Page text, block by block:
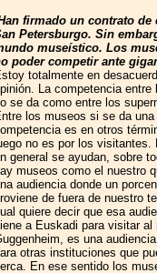
firmado un contrato
Petersburgo. Sin
museístico. Los
poder competir ante
totalmente en
La competencia entre
se da como entre los
los museos si se da una
es en otros
no es por los visitantes.
general se ayudan, sobre
museos como el nuestro
audiencia donde un
de fuera de nuestro
quiere decir que esa
a Euskadi para visitar al
es una
otras instituciones que
En ese sentido los